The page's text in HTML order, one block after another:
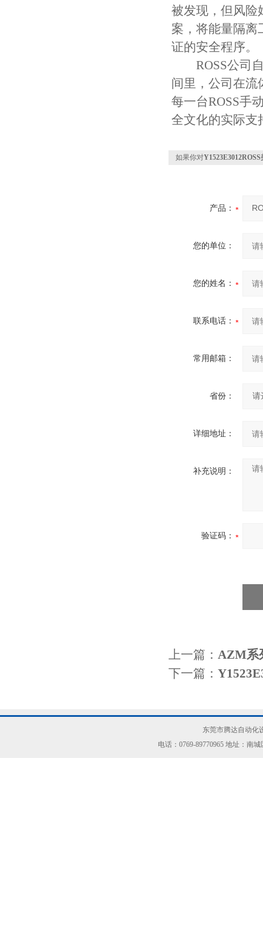
被发现，但风险
案，将能量隔离
证的安全程序。
ROSS公司自
间里，公司在流
每一台ROSS手
全文化的实际支
如果你对
产品：
您的单位：
您的姓名：
联系电话：
常用邮箱：
省份：
详细地址：
补充说明：
验证码：
上一篇： AZM系
下一篇：
东莞市腾达自动化
电话：0769-89770965 地址：南